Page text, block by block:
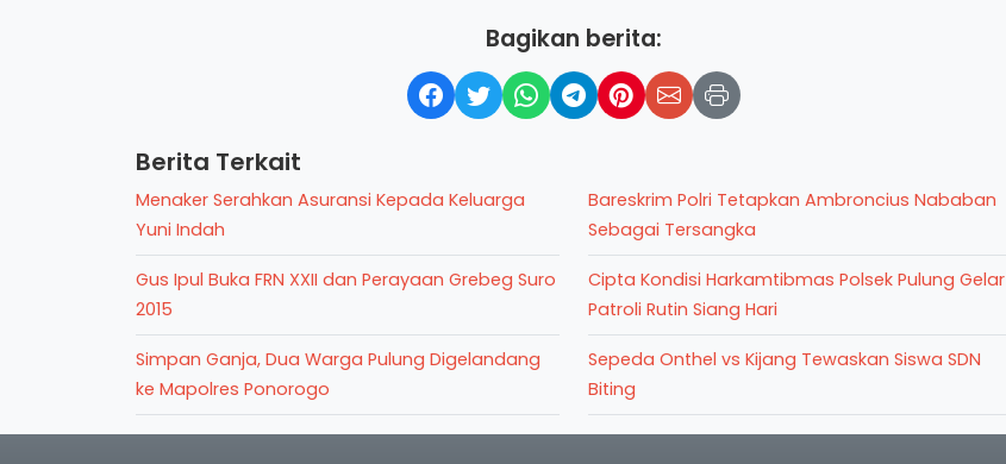
Bagikan berita:
Berita Terkait
Menaker Serahkan Asuransi Kepada Keluarga
Yuni Indah
Gus Ipul Buka FRN XXII dan Perayaan Grebeg Suro
2015
Simpan Ganja, Dua Warga Pulung Digelandang
ke Mapolres Ponorogo
Bareskrim Polri Tetapkan Ambroncius Nababan
Sebagai Tersangka
Cipta Kondisi Harkamtibmas Polsek Pulung Gelar
Patroli Rutin Siang Hari
Sepeda Onthel vs Kijang Tewaskan Siswa SDN
Biting